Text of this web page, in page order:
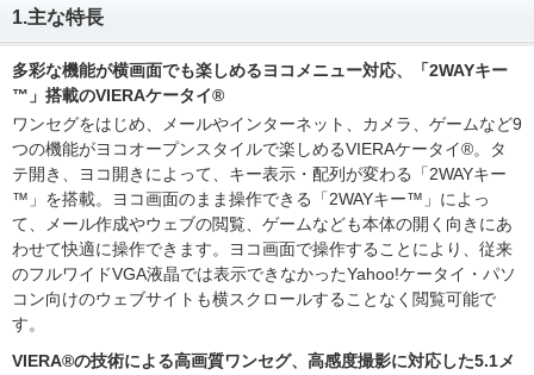
1.主な特長
多彩な機能が横画面でも楽しめるヨコメニュー対応、「2WAYキー
™」搭載のVIERAケータイ®
ワンセグをはじめ、メールやインターネット、カメラ、ゲームなど9
つの機能がヨコオープンスタイルで楽しめるVIERAケータイ®。タ
テ開き、ヨコ開きによって、キー表示・配列が変わる「2WAYキー
™」を搭載。ヨコ画面のまま操作できる「2WAYキー™」によっ
て、メール作成やウェブの閲覧、ゲームなども本体の開く向きにあ
わせて快適に操作できます。ヨコ画面で操作することにより、従来
のフルワイドVGA液晶では表示できなかったYahoo!ケータイ・パソ
コン向けのウェブサイトも横スクロールすることなく閲覧可能で
す。
VIERA®の技術による高画質ワンセグ、高感度撮影に対応した5.1メ